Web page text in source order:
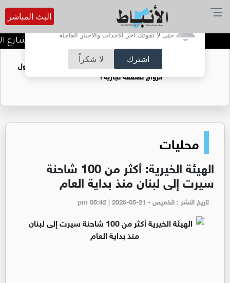
أترغب في تفعيل الإشعارات؟
حتى لا تفوتك آخر الأحداث والأخبار العاجلة
اشترك لا شكراً
البث المباشر
توقيف شبكات دعارة في شارع
فتيات يستغللنه لتحقيق مكاسب مادية.. هل تحول
الزواج لصفقة تجارية؟
محليات
الهيئة الخيرية: أكثر من 100 شاحنة
سيرت إلى لبنان منذ بداية العام
تاريخ النشر : الخميس - pm 05:42 | 2026-05-21